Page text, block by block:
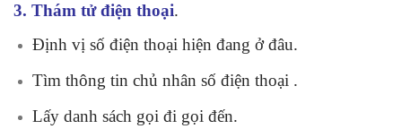
3. Thám tử điện thoại.
Định vị số điện thoại hiện đang ở đâu.
Tìm thông tin chủ nhân số điện thoại .
Lấy danh sách gọi đi gọi đến.